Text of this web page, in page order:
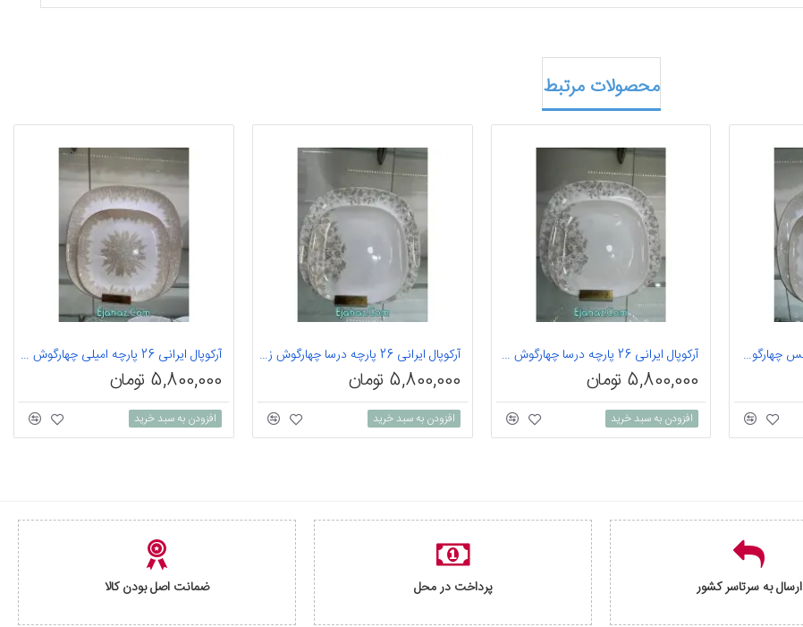
محصولات مرتبط
آرکوپال ایرانی 26 پارچه لینوکس چهارگوش زیتونی آرکوپال ایرانی 26 پارچه درسا چهارگوش دودی
5,800,000 تومان
افزودن به سبد خرید
آرکوپال ایرانی 26 پارچه درسا چهارگوش زیتونی
5,800,000 تومان
افزودن به سبد خرید
آرکوپال ایرانی 26 پارچه امیلی چهارگوش زیتونی
5,800,000 تومان
افزودن به سبد خرید
ارسال به سرتاسر کشور پرداخت در محل ضمانت اصل بودن کالا